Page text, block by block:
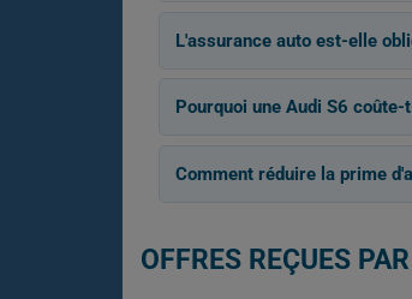
L'assurance auto est-elle
Pourquoi une Audi S6
Comment réduire la prime
OFFRES REÇUES